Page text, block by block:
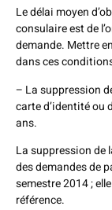
Le délai moyen
consulaire est de
demande. Mettre
dans ces
– La suppression
carte d’identité ou
ans.
La suppression de
des demandes de
semestre 2014 ;
référence.